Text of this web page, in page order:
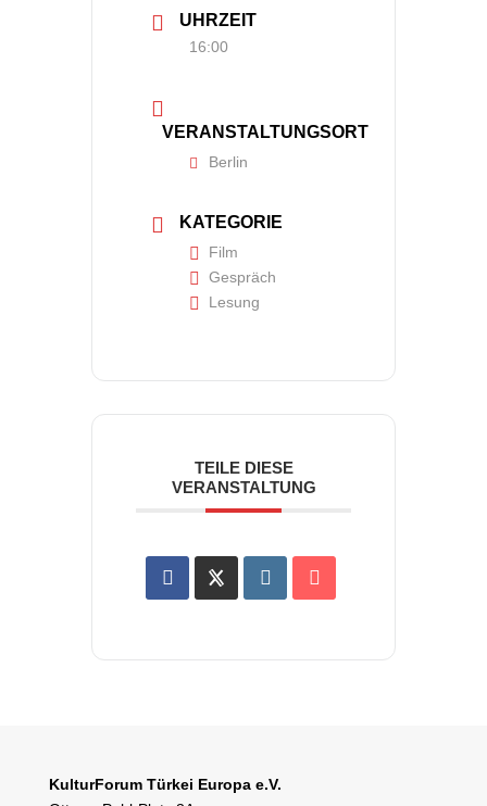
UHRZEIT
16:00
VERANSTALTUNGSORT
Berlin
KATEGORIE
Film
Gespräch
Lesung
TEILE DIESE
VERANSTALTUNG
KulturForum Türkei Europa e.V.